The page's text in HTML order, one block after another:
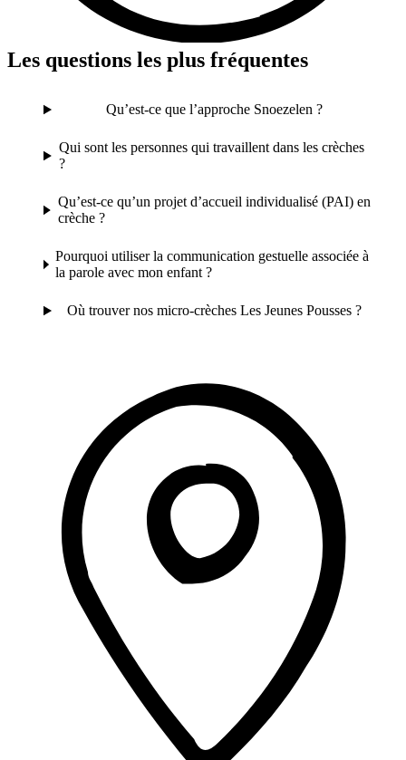
Les questions les plus fréquentes
Qu’est-ce que l’approche Snoezelen ?
Qui sont les personnes qui travaillent dans les crèches
?
Qu’est-ce qu’un projet d’accueil individualisé (PAI) en
crèche ?
Pourquoi utiliser la communication gestuelle associée à
la parole avec mon enfant ?
Où trouver nos micro-crèches Les Jeunes Pousses ?